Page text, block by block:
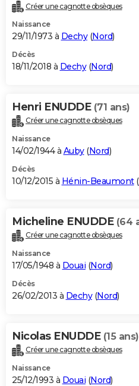
Créer une cagnotte obsèques
Naissance
29/11/1973 à Dechy(Nord)
Décès
18/11/2018 à Dechy(Nord)
Henri ENUDDE (71 ans)
Créer une cagnotte obsèques
Naissance
14/02/1944 à Auby(Nord)
Décès
10/12/2015 à Hénin-Beaumont(
Micheline ENUDDE (64
Créer une cagnotte obsèques
Naissance
17/05/1948 à Douai (Nord)
Décès
26/02/2013 à Dechy(Nord)
Nicolas ENUDDE (15 ans)
Créer une cagnotte obsèques
Naissance
25/12/1993 à Douai (Nord)